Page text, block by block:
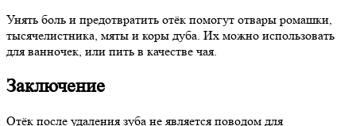
Унять боль и предотвратить отёк помогут отвары ромашки,
тысячелистника, мяты и коры дуба. Их можно использовать
для ванночек, или пить в качестве чая.
Заключение
Отёк после удаления зуба не является поводом для